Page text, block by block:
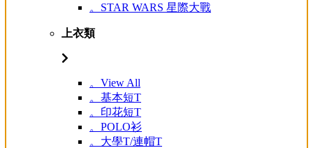
。STAR WARS 星際大戰
上衣類
。View All
。基本短T
。印花短T
。POLO衫
。大學T/連帽T